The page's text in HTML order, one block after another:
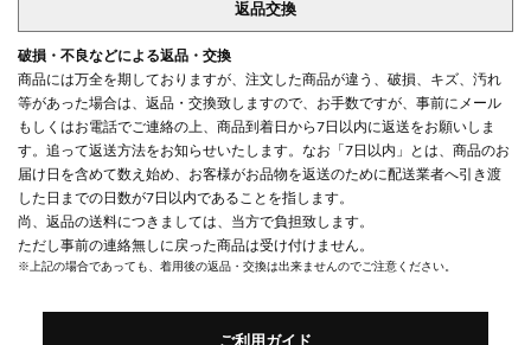
返品交換
破損・不良などによる返品・交換
商品には万全を期しておりますが、注文した商品が違う、破損、キズ、汚れ
等があった場合は、返品・交換致しますので、お手数ですが、事前にメール
もしくはお電話でご連絡の上、商品到着日から7日以内に返送をお願いしま
す。追って返送方法をお知らせいたします。なお「7日以内」とは、商品のお
届け日を含めて数え始め、お客様がお品物を返送のために配送業者へ引き渡
した日までの日数が7日以内であることを指します。
尚、返品の送料につきましては、当方で負担致します。
ただし事前の連絡無しに戻った商品は受け付けません。
※上記の場合であっても、着用後の返品・交換は出来ませんのでご注意ください。